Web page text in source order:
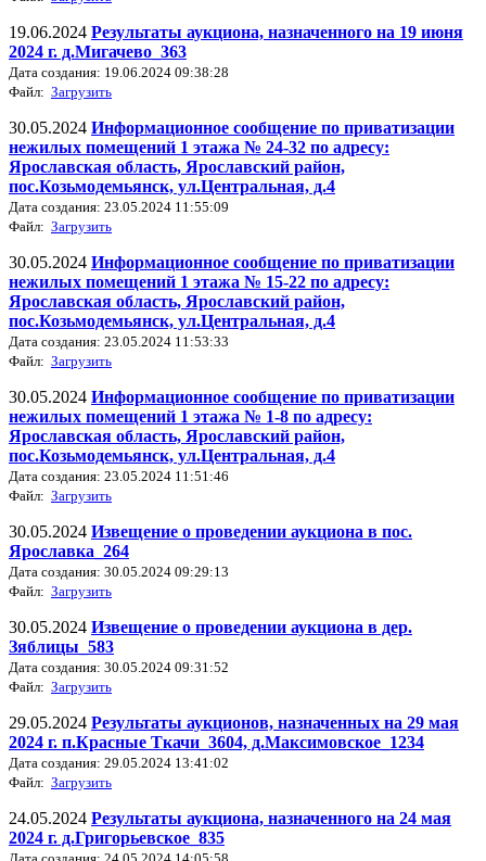
19.06.2024 Результаты аукциона, назначенного на 19 июня
2024 г. д.Мигачево_363
Дата создания: 19.06.2024 09:38:28
Файл: Загрузить
30.05.2024 Информационное сообщение по приватизации
нежилых помещений 1 этажа № 24-32 по адресу:
Ярославская область, Ярославский район,
пос.Козьмодемьянск, ул.Центральная, д.4
Дата создания: 23.05.2024 11:55:09
Файл: Загрузить
30.05.2024 Информационное сообщение по приватизации
нежилых помещений 1 этажа № 15-22 по адресу:
Ярославская область, Ярославский район,
пос.Козьмодемьянск, ул.Центральная, д.4
Дата создания: 23.05.2024 11:53:33
Файл: Загрузить
30.05.2024 Информационное сообщение по приватизации
нежилых помещений 1 этажа № 1-8 по адресу:
Ярославская область, Ярославский район,
пос.Козьмодемьянск, ул.Центральная, д.4
Дата создания: 23.05.2024 11:51:46
Файл: Загрузить
30.05.2024 Извещение о проведении аукциона в пос.
Ярославка_264
Дата создания: 30.05.2024 09:29:13
Файл: Загрузить
30.05.2024 Извещение о проведении аукциона в дер.
Зяблицы_583
Дата создания: 30.05.2024 09:31:52
Файл: Загрузить
29.05.2024 Результаты аукционов, назначенных на 29 мая
2024 г. п.Красные Ткачи_3604, д.Максимовское_1234
Дата создания: 29.05.2024 13:41:02
Файл: Загрузить
24.05.2024 Результаты аукциона, назначенного на 24 мая
2024 г. д.Григорьевское_835